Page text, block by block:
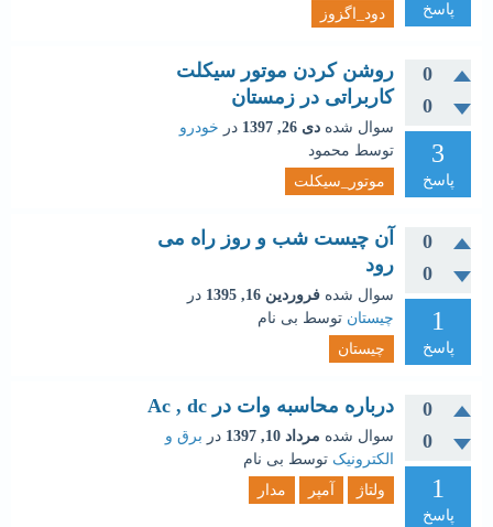
پاسخ
دود_اگزوز
0
0
3
پاسخ
روشن کردن موتور سیکلت
کاربراتی در زمستان
سوال شده دی 26, 1397 در خودرو
توسط محمود
موتور_سیکلت
0
0
1
پاسخ
آن چیست شب و روز راه می
رود
سوال شده فروردین 16, 1395
در
چیستان توسط بی نام
چیستان
0
0
1
پاسخ
درباره محاسبه وات در Ac , dc
سوال شده مرداد 10, 1397 در برق و
الکترونیک توسط بی نام
ولتاژ
آمپر مدار